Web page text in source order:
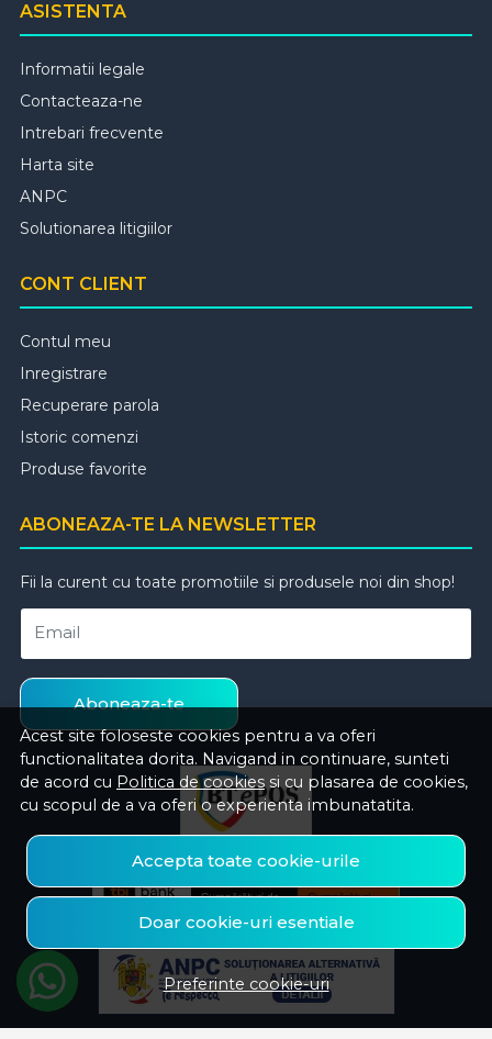
Acest site foloseste cookies pentru a va oferi
functionalitatea dorita. Navigand in continuare, sunteti
de acord cu Politica de cookies si cu plasarea de cookies,
cu scopul de a va oferi o experienta imbunatatita.
Accepta toate cookie-urile
Doar cookie-uri esentiale
Preferinte cookie-uri
ASISTENTA
Informatii legale
Contacteaza-ne
Intrebari frecvente
Harta site
ANPC
Solutionarea litigiilor
CONT CLIENT
Contul meu
Inregistrare
Recuperare parola
Istoric comenzi
Produse favorite
ABONEAZA-TE LA NEWSLETTER
Fii la curent cu toate promotiile si produsele noi din shop!
Email
Aboneaza-te